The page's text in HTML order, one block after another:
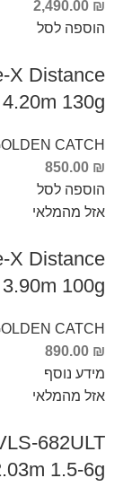
2,490.00 ₪
הוספה לסל
X Distance
130g
CATCH
850.00 ₪
הוספה לסל
אזל מהמלאי
X Distance
100g
CATCH
890.00 ₪
מידע נוסף
אזל מהמלאי
682ULT
1.5-6g